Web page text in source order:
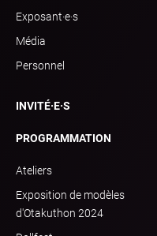
Exposant·e·s
Média
Personnel
INVITÉ·E·S
PROGRAMMATION
Ateliers
Exposition de modèles
d'Otakuthon 2024